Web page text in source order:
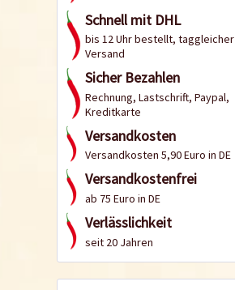
Schnell mit DHL
bis 12 Uhr bestellt, taggleicher
Versand
Sicher Bezahlen
Rechnung, Lastschrift, Paypal,
Kreditkarte
Versandkosten
Versandkosten 5,90 Euro in DE
Versandkostenfrei
ab 75 Euro in DE
Verlässlichkeit
seit 20 Jahren